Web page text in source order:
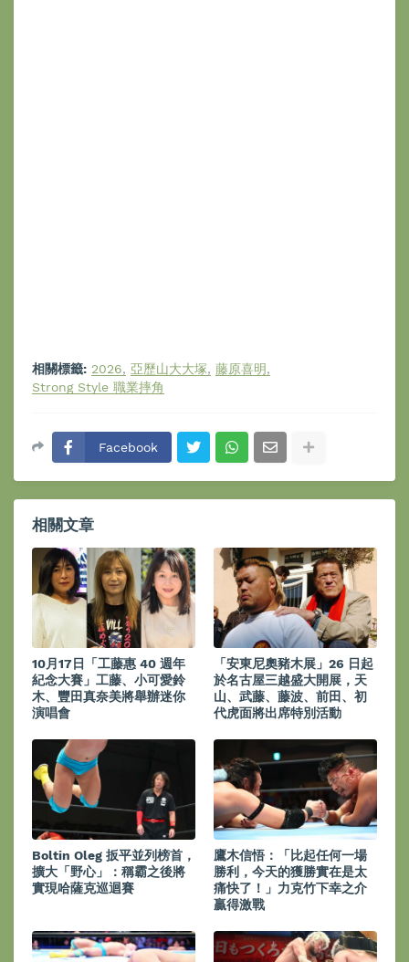
相關標籤: 2026 亞歷山大大塚
藤原喜明
Strong Style 職業摔角
Facebook
相關文章
10月17日「工藤惠 40 週年
紀念大賽」工藤、小可愛鈴
木、豐田真奈美將舉辦迷你
演唱會
「安東尼奧豬木展」26 日起
於名古屋三越盛大開展，天
山、武藤、藤波、前田、初
代虎面將出席特別活動
Boltin Oleg 扳平並列榜首，
擴大「野心」：稱霸之後將
實現哈薩克巡迴賽
鷹木信悟：「比起任何一場
勝利，今天的獲勝實在是太
痛快了！」力克竹下幸之介
贏得激戰